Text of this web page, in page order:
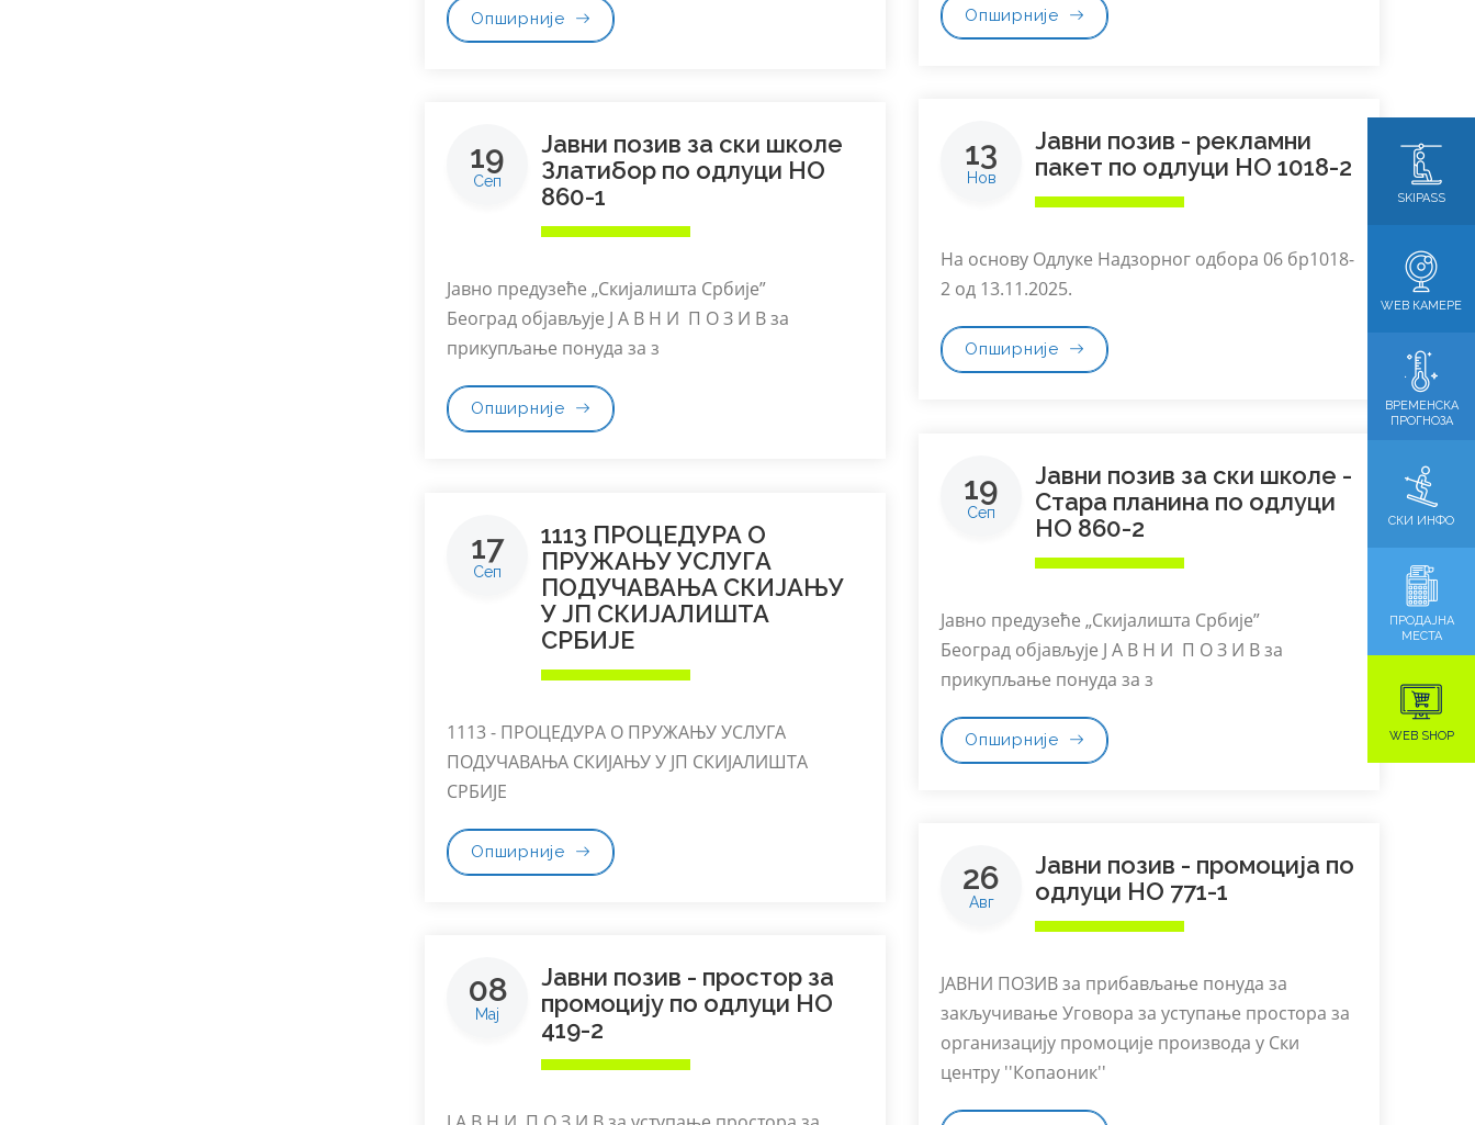
SKIPASS
WEB КАМЕРЕ
ВРЕМЕНСКА
ПРОГНОЗА
СКИ ИНФО
ПРОДАЈНА
МЕСТА
WEB SHOP
Опширније
Опширније
13
Нов
Јавни позив - рекламни
пакет по одлуци НО 1018-2
На основу Одлуке Надзорног одбора 06 бр1018-
2 од 13.11.2025.
Опширније
19
Сеп
Јавни позив за ски школе
Златибор по одлуци НО
860-1
Јавно предузеће „Скијалишта Србије”
Београд објављује Ј А В Н И П О З И В за
прикупљање понуда за з
Опширније
19
Сеп
Јавни позив за ски школе -
Стара планина по одлуци
НО 860-2
Јавно предузеће „Скијалишта Србије”
Београд објављује Ј А В Н И П О З И В за
прикупљање понуда за з
Опширније
17
Сеп
1113 ПРОЦЕДУРА О
ПРУЖАЊУ УСЛУГА
ПОДУЧАВАЊА СКИЈАЊУ
У ЈП СКИЈАЛИШТА
СРБИЈЕ
1113 - ПРОЦЕДУРА О ПРУЖАЊУ УСЛУГА
ПОДУЧАВАЊА СКИЈАЊУ У ЈП СКИЈАЛИШТА
СРБИЈЕ
Опширније
26
Авг
Јавни позив - промоција по
одлуци НО 771-1
ЈАВНИ ПОЗИВ за прибављање понуда за
закључивање Уговора за уступање простора за
организацију промоције производа у Ски
центру ''Копаоник''
08
Мај
Јавни позив - простор за
промоцију по одлуци НО
419-2